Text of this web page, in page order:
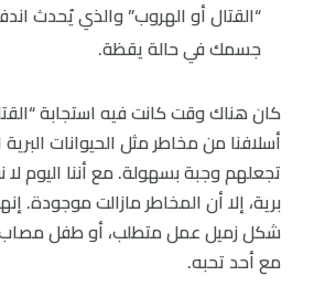
“القتال أو الهروب” والذي يُحدث
جسمك في حالة يقظة.
كان هناك وقت كانت فيه استجابة
أسلافنا من مخاطر مثل الحيوانات
تجعلهم وجبة بسهولة. مع أننا اليوم لا
برية، إلا أن المخاطر مازالت موجودة.
شكل زميل عمل متطلب، أو طفل مصاب
مع أحد تحبه.